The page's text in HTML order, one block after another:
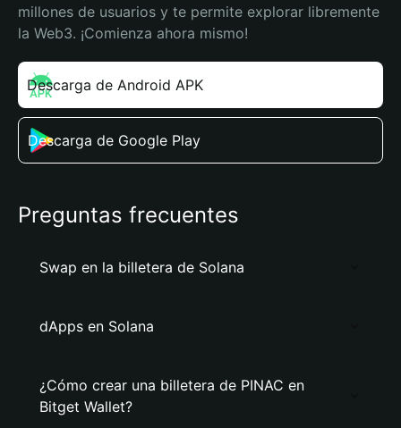
millones de usuarios y te permite explorar libremente
la Web3. ¡Comienza ahora mismo!
Descarga de Android APK
Descarga de Google Play
Preguntas frecuentes
Swap en la billetera de Solana
dApps en Solana
¿Cómo crear una billetera de PINAC en
Bitget Wallet?